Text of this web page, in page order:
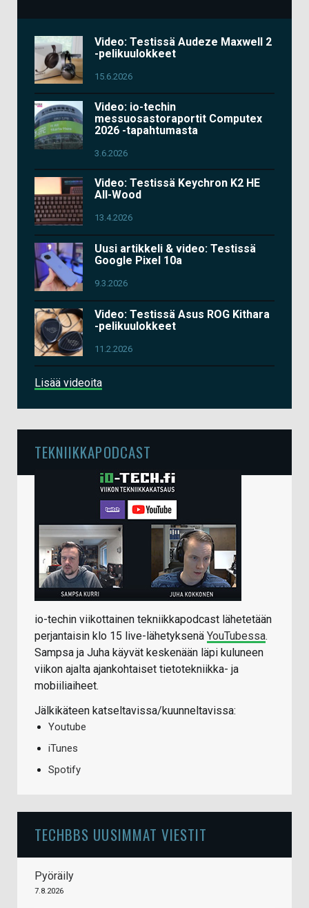
Video: Testissä Audeze Maxwell 2
-pelikuulokkeet
15.6.2026
Video: io-techin
messuosastoraportit Computex
2026 -tapahtumasta
3.6.2026
Video: Testissä Keychron K2 HE
All-Wood
13.4.2026
Uusi artikkeli & video: Testissä
Google Pixel 10a
9.3.2026
Video: Testissä Asus ROG Kithara
-pelikuulokkeet
11.2.2026
Lisää videoita
TEKNIIKKAPODCAST
io-techin viikottainen tekniikkapodcast lähetetään
perjantaisin klo 15 live-lähetyksenä YouTubessa.
Sampsa ja Juha käyvät keskenään läpi kuluneen
viikon ajalta ajankohtaiset tietotekniikka- ja
mobiiliaiheet.
Jälkikäteen katseltavissa/kuunneltavissa:
Youtube
iTunes
Spotify
TECHBBS UUSIMMAT VIESTIT
Pyöräily
7.8.2026